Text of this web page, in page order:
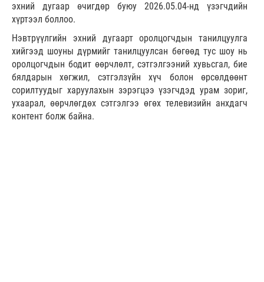
эхний дугаар өчигдөр буюу 2026.05.04-нд үзэгчдийн
хүртээл боллоо.
Нэвтрүүлгийн эхний дугаарт оролцогчдын танилцуулга
хийгээд шоуны дүрмийг танилцуулсан бөгөөд тус шоу нь
оролцогчдын бодит өөрчлөлт, сэтгэлгээний хувьсгал, бие
бялдарын хөгжил, сэтгэлзүйн хүч болон өрсөлдөөнт
сорилтуудыг харуулахын зэрэгцээ үзэгчдэд урам зориг,
ухаарал, өөрчлөгдөх сэтгэлгээ өгөх телевизийн анхдагч
контент болж байна.